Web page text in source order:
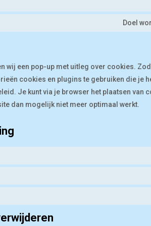
Doel
wij een pop-up met uitleg over cookies.
cookies en plugins te gebruiken die je
Je kunt via je browser het plaatsen van
dan mogelijk niet meer optimaal werkt.